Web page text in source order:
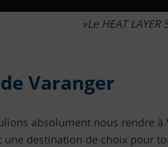
Le HEAT LAYER
Varanger
absolument nous rendre
une destination de choix pour